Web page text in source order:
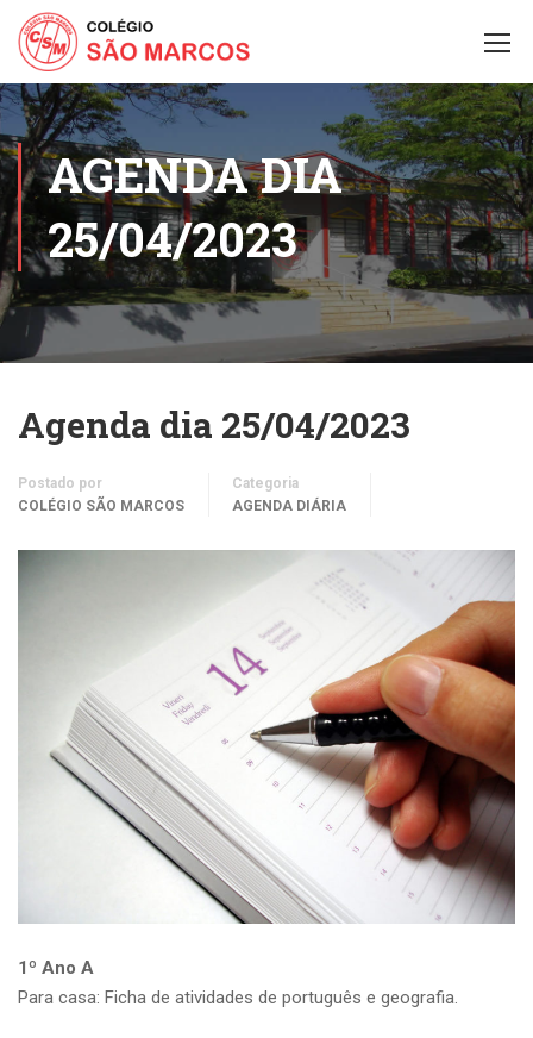
AGENDA DIA
25/04/2023
Agenda dia 25/04/2023
Postado por
COLÉGIO SÃO MARCOS
Categoria
AGENDA DIÁRIA
1º Ano A
Para casa: Ficha de atividades de português e geografia.